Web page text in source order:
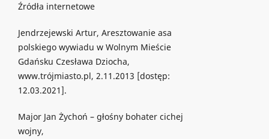
Źródła internetowe
Jendrzejewski Artur, Aresztowanie asa
polskiego wywiadu w Wolnym Mieście
Gdańsku Czesława Dziocha,
www.trójmiasto.pl, 2.11.2013 [dostęp:
12.03.2021].
Major Jan Żychoń – głośny bohater cichej
wojny,